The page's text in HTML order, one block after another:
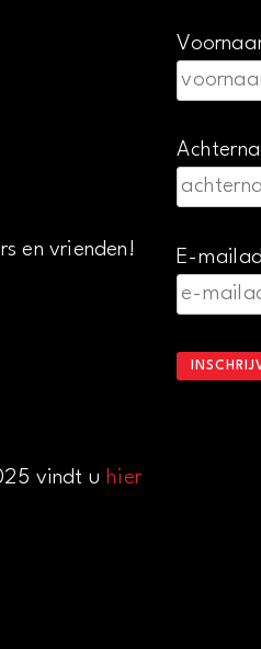
en vrienden!
vindt u hier
E-